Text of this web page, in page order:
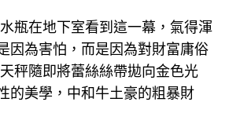
瓶在地下室看到這一幕，氣得渾
因為害怕，而是因為對財富庸俗
秤隨即將蕾絲絲帶拋向金色光
的美學，中和牛土豪的粗暴財